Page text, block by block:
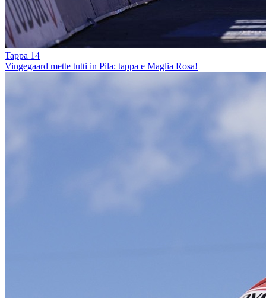
Tappa 14
Vingegaard mette tutti in Pila: tappa e Maglia Rosa!